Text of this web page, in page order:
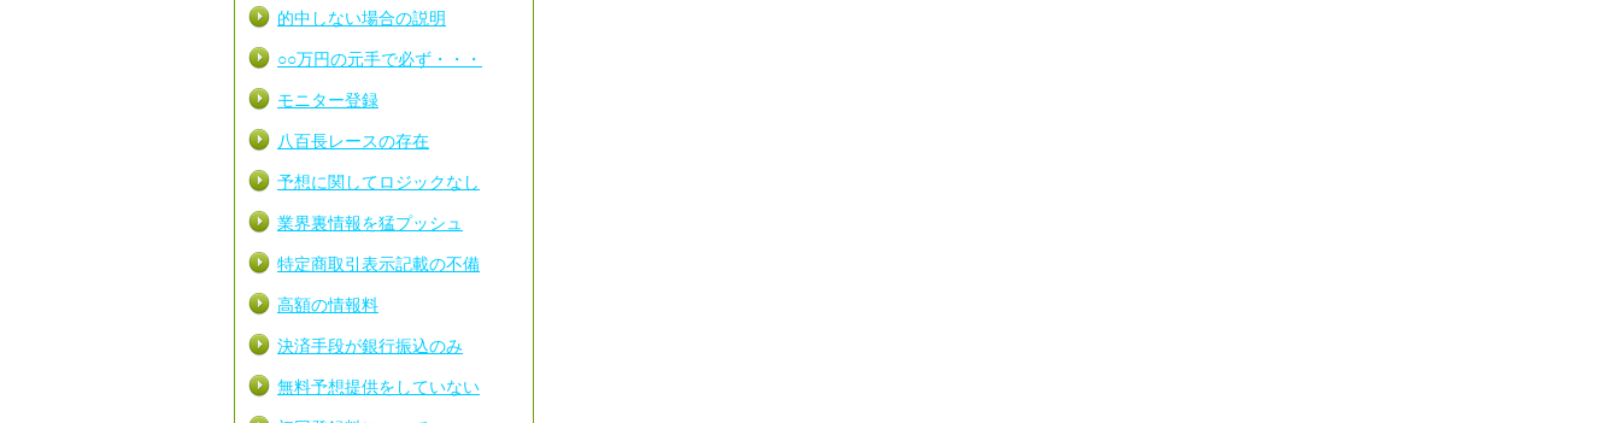
的中しない場合の説明
○○万円の元手で必ず・・・
モニター登録
八百長レースの存在
予想に関してロジックなし
業界裏情報を猛プッシュ
特定商取引表示記載の不備
高額の情報料
決済手段が銀行振込のみ
無料予想提供をしていない